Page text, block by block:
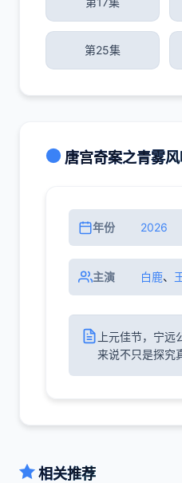
第25集
唐宫奇案之青雾
年份 2026
主演 白鹿、
上元佳节，宁
来说不只是探究
相关推荐